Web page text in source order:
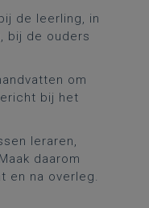
de leerling, in
bij de ouders
om
bij het
leraren,
daarom
en na overleg.